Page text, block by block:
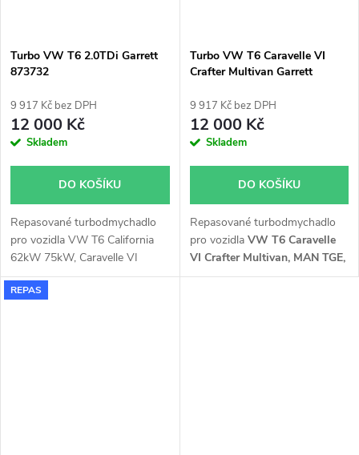
Turbo VW T6 2.0TDi Garrett
873732
9 917 Kč bez DPH
12 000 Kč
Skladem
DO KOŠÍKU
Repasované turbodmychadlo
pro vozidla VW T6 California
62kW 75kW, Caravelle VI
62kW 75kW, Transporter T6
62kW 66kW 75kW 81kW
Turbo VW T6 Caravelle VI
Crafter Multivan Garrett
9 917 Kč bez DPH
12 000 Kč
Skladem
DO KOŠÍKU
Repasované turbodmychadlo
pro vozidla VW T6 Caravelle
VI Crafter Multivan, MAN TGE,
75kW, 84kW, 103kW, 110kW
REPAS